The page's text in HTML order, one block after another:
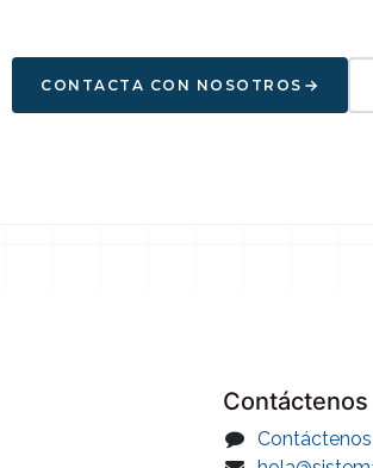
CONTACTA CON NOSOTROS
Contáctenos
Contáctenos